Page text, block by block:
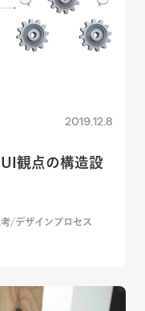
2019.12.8
観点の構造設
/デザインプロセス